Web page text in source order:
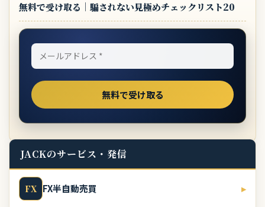
無料で受け取る｜騙されない見極めチェックリスト20
JACKのサービス・発信
FX FX半自動売買 ▸